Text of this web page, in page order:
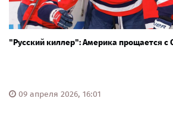
"Русский киллер": Америка прощается
09 апреля 2026, 16:01